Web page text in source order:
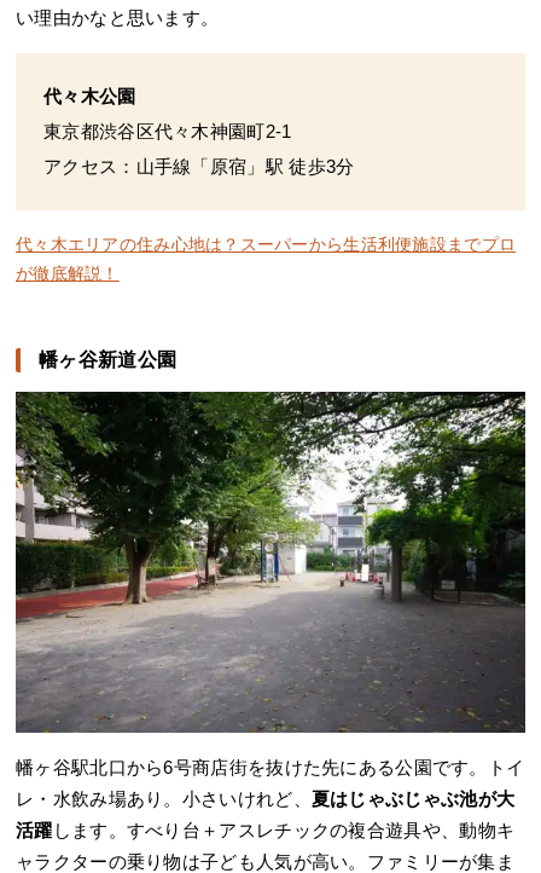
い理由かなと思います。
代々木公園
東京都渋谷区代々木神園町2-1
アクセス：山手線「原宿」駅 徒歩3分
代々木エリアの住み心地は？スーパーから生活利便施設までプロ
が徹底解説！
幡ヶ谷新道公園
幡ヶ谷駅北口から6号商店街を抜けた先にある公園です。トイ
レ・水飲み場あり。小さいけれど、 夏はじゃぶじゃぶ池が大
活躍 します。すべり台＋アスレチックの複合遊具や、動物キ
ャラクターの乗り物は子ども人気が高い。ファミリーが集ま